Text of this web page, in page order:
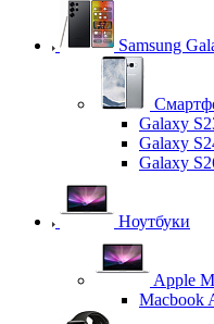
Samsung
Galaxy
Galaxy
Galaxy
Ноутбуки
Apple
Macbook